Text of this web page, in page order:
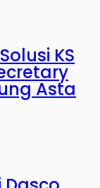
KS
Asta